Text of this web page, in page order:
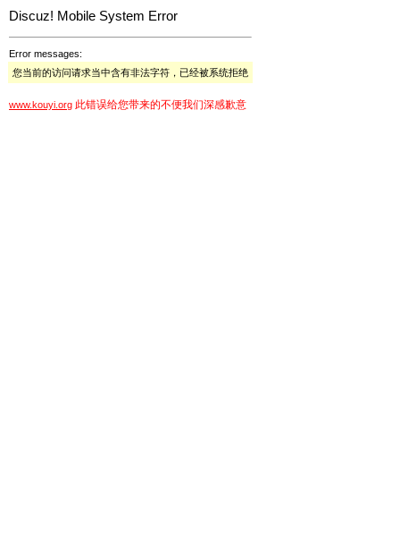
Discuz! Mobile System Error
Error messages:
您当前的访问请求当中含有非法字符，已经被系统拒绝
www.kouyi.org 此错误给您带来的不便我们深感歉意